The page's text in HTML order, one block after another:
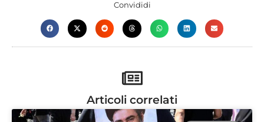
Convididi
Articoli correlati